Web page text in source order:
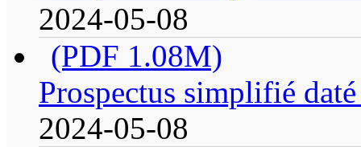
2024-05-08
(PDF 1.08M)
Prospectus simplifié
2024-05-08